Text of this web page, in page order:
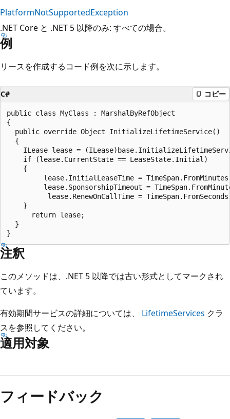
PlatformNotSupportedException
.NET Core と .NET 5 以降のみ: すべての場合。
例
リースを作成するコード例を次に示します。
C# コピー
public class MyClass : MarshalByRefObject
{
  public override Object InitializeLifetimeService()
  {
ILease lease =
    if (lease.CurrentState == LeaseState.Initial)
    {
lease.InitialLeaseTime =
lease.SponsorshipTimeout =
lease.RenewOnCallTime =
    }
      return lease;
  }
注釈
このメソッドは、.NET 5 以降では古い形式としてマークされ
ています。
有効期間サービスの詳細については、 LifetimeServices クラ
スを参照してください。
適用対象
み
取
フィードバック